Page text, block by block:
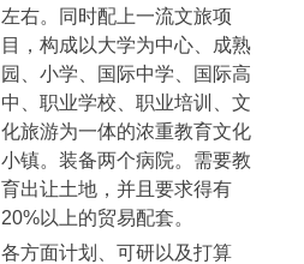
左右。同时配上一流文旅项
目，构成以大学为中心、成熟
园、小学、国际中学、国际高
中、职业学校、职业培训、文
化旅游为一体的浓重教育文化
小镇。装备两个病院。需要教
育出让土地，并且要求得有
20%以上的贸易配套。
各方面计划、可研以及打算